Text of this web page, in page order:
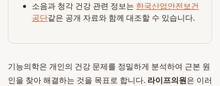
소음과 청각 건강 관련 정보는 한국산업안전보건
공단같은 공개 자료와 함께 대조할 수 있습니다.
기능의학은 개인의 건강 문제를 정밀하게 분석하여 근본 원
인을 찾아 해결하는 것을 목표로 합니다. 라이프의원은 이러